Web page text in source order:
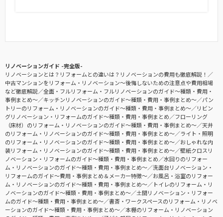
リノベーションガイド -完全版-
リノベーションとは？リフォームとの違いは？リノベーションの費用も徹底解説！
中古マンションをリフォーム・リノベーション〜後悔しないための注意点や費用相場
など徹底解説
全面・フルリフォーム・フルリノベーションのガイド〜種類・費用・
事例まとめ〜
キッチンリノベーションのガイド〜種類・費用・事例まとめ〜
パン
トリーのリフォーム・リノベーションのガイド〜種類・費用・事例まとめ〜
リビン
グリノベーション・リフォームのガイド〜種類・費用・事例まとめ
フローリング
（床材）のリフォーム・リノベーションのガイド〜種類・費用・事例まとめ〜
天井
のリフォーム・リノベーションのガイド〜種類・費用・事例まとめ〜
ライト・照明
のリフォーム・リノベーションのガイド〜種類・費用・事例まとめ〜
おしゃれな内
装リフォーム・リノベーションのガイド〜種類・費用・事例まとめ〜
壁紙クロスリ
ノベーション・リフォームのガイド〜種類・費用・事例まとめ
水回りのリフォー
ム・リノベーションのガイド〜種類・費用・事例まとめ〜
洗面台リノベーション・
リフォームのガイド〜費用・事例まとめ＆メーカー特徴〜
お風呂・浴室のリフォー
ム・リノベーションのガイド〜種類・費用・事例まとめ〜
トイレのリフォーム・リ
ノベーションのガイド〜種類・費用・事例まとめ〜
土間リノベーション・リフォー
ムのガイド〜種類・費用・事例まとめ〜
書斎・ワークスペースのリフォーム・リノベ
ーションのガイド〜種類・費用・事例まとめ〜
本棚のリフォーム・リノベーション